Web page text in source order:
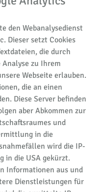
den Webanalysedienst
Dieser setzt Cookies
die durch
zu Ihrem
Webseite erlauben.
die an einen
Diese Server befinden
aber Abkommen zur
und
in die
wird die IP-
in die USA gekürzt.
Informationen aus und
Dienstleistungen für